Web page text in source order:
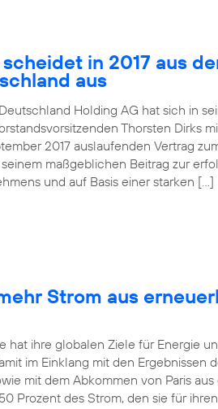
in 2017 aus
aus
Holding AG hat sich in
Thorsten Dirks
2017 auslaufenden Vertrag
maßgeblichen Beitrag zur
und auf Basis einer starken […]
Strom aus
hat ihre globalen Ziele für Energie
im Einklang mit den Ergebnissen
mit dem Abkommen von Paris
Prozent des Strom, den sie für